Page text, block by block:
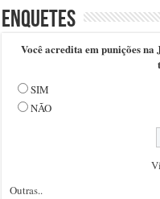
Enquetes
Você acredita em punições
SIM
NÃO
Outras..